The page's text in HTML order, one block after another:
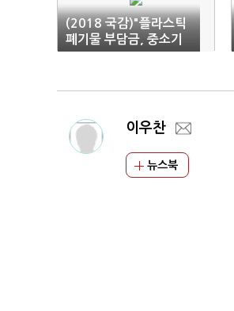
(2018 국감)"플라스틱
폐기물 부담금, 중소기
업에 750억원 추가 부
이우찬
뉴스북